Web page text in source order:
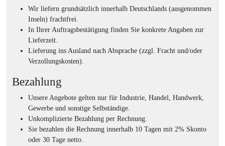
Wir liefern grundsätzlich innerhalb Deutschlands (ausgenommen
Inseln) frachtfrei.
In Ihrer Auftragsbestätigung finden Sie konkrete Angaben zur
Lieferzeit.
Lieferung ins Ausland nach Absprache (zzgl. Fracht und/oder
Verzollungskosten).
Bezahlung
Unsere Angebote gelten nur für Industrie, Handel, Handwerk,
Gewerbe und sonstige Selbständige.
Unkomplizierte Bezahlung per Rechnung.
Sie bezahlen die Rechnung innerhalb 10 Tagen mit 2% Skonto
oder 30 Tage netto.